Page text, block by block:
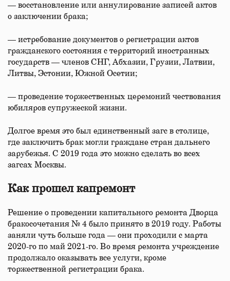
— восстановление или аннулирование записей актов
о заключении брака;
— истребование документов о регистрации актов
гражданского состояния с территорий иностранных
государств — членов СНГ, Абхазии, Грузии, Латвии,
Литвы, Эстонии, Южной Осетии;
— проведение торжественных церемоний чествования
юбиляров супружеской жизни.
Долгое время это был единственный загс в столице,
где заключить брак могли граждане стран дальнего
зарубежья. С 2019 года это можно сделать во всех
загсах Москвы.
Как прошел капремонт
Решение о проведении капитального ремонта Дворца
бракосочетания № 4 было принято в 2019 году. Работы
заняли чуть больше года — они проходили с марта
2020-го по май 2021-го. Во время ремонта учреждение
продолжало оказывать все услуги, кроме
торжественной регистрации брака.